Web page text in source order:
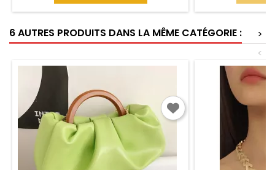
6 AUTRES PRODUITS DANS LA MÊME CATÉGORIE :
>
<